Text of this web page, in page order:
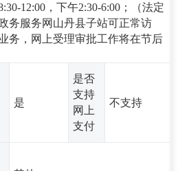
12:00，下午2:30-6:00；（法定
务服务网山丹县子站可正常访
务，网上受理审批工作将在节后
是
是否
支持
网上
支付
不支持